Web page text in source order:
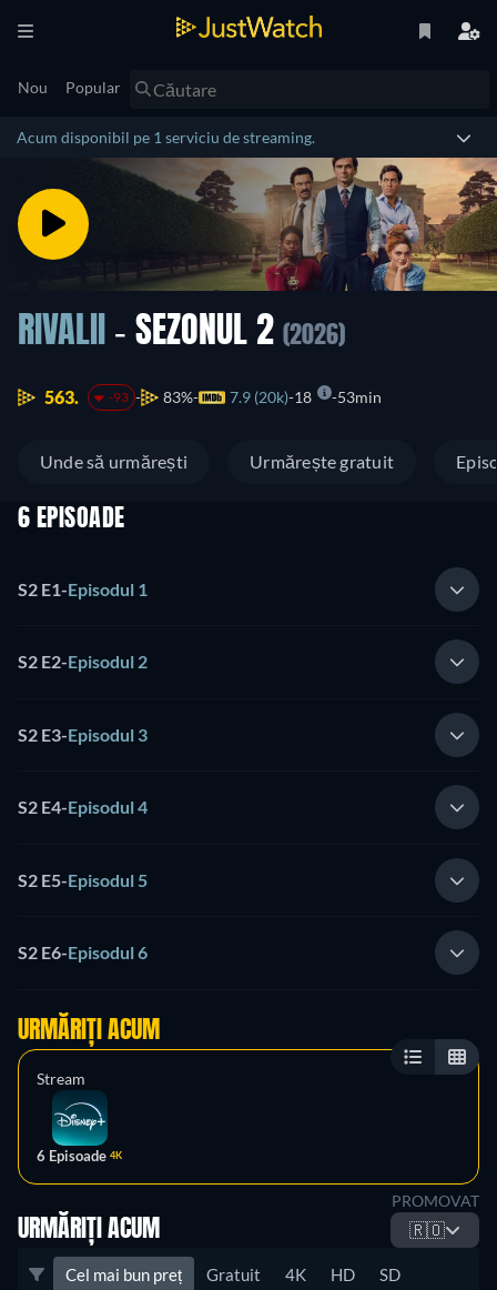
Nou Popular
Acum disponibil pe 1 serviciu de streaming.
RIVALII - SEZONUL 2 (2026)
563. -93 83% 7.9 (20k) 18 53min
Unde să urmărești Urmărește gratuit
6 EPISOADE
S2 E1-Episodul 1
S2 E2-Episodul 2
S2 E3-Episodul 3
S2 E4-Episodul 4
S2 E5-Episodul 5
S2 E6-Episodul 6
URMĂRIȚI ACUM
Stream
6 Episoade 4K
PROMOVAT
URMĂRIȚI ACUM 🇷🇴
Cel mai bun preț Gratuit 4K HD SD